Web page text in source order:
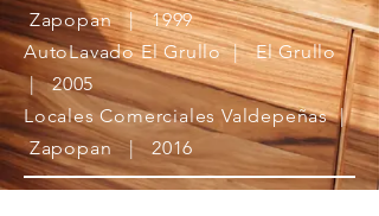
Zapopan | 1999​
AutoLavado El Grullo | El Grullo
| 2005​
Locales Comerciales Valdepeñas |
Zapopan | 2016